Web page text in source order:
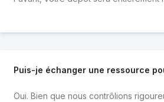
Puis-je échanger une ressource
Oui. Bien que nous contrôlions